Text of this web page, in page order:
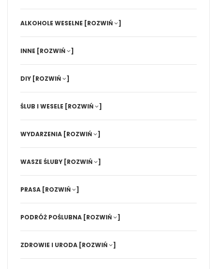
ALKOHOLE WESELNE [ROZWIŃ ]
INNE [ROZWIŃ ]
DIY [ROZWIŃ ]
ŚLUB I WESELE [ROZWIŃ ]
WYDARZENIA [ROZWIŃ ]
WASZE ŚLUBY [ROZWIŃ ]
PRASA [ROZWIŃ ]
PODRÓŻ POŚLUBNA [ROZWIŃ ]
ZDROWIE I URODA [ROZWIŃ ]